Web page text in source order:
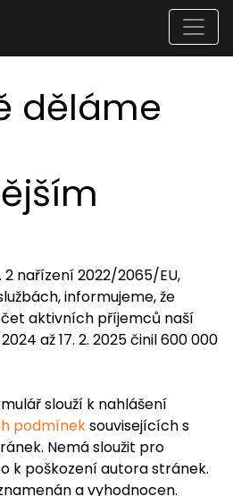
děláme
2 nařízení 2022/2065/EU,
informujeme, že
aktivních příjemců naší
až 17. 2. 2025 činil 600 000
slouží k nahlášení
podmíneksouvisejících s
Nemá sloužit pro
k poškození autora stránek.
a vyhodnocen.